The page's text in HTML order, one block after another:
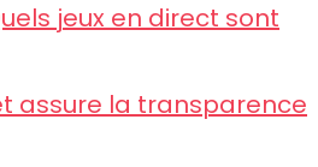
jeux en direct sont
assure la transparence